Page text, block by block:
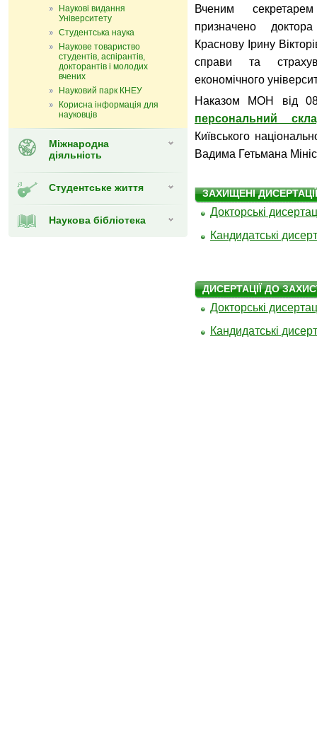
Наукові видання
Університету
Студентська наука
Наукове товариство
студентів, аспірантів,
докторантів і молодих
вчених
Науковий парк КНЕУ
Корисна інформація для
науковців
Міжнародна
діяльність
Студентське життя
Наукова бібліотека
Вченим
призначено
Краснову Ірину
справи та
економічного
Наказом МОН від
персональний
Київського
Вадима Гетьмана
ЗАХИЩЕНІ ДИСЕРТАЦІЇ
Докторські
Кандидатські
ДИСЕРТАЦІЇ ДО
Докторські
Кандидатські